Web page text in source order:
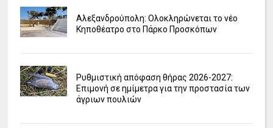
Αλεξανδρούπολη: Ολοκληρώνεται το νέο
Κηποθέατρο στο Πάρκο Προσκόπων
Ρυθμιστική απόφαση θήρας 2026-2027:
Επιμονή σε ημίμετρα για την προστασία των
άγριων πουλιών